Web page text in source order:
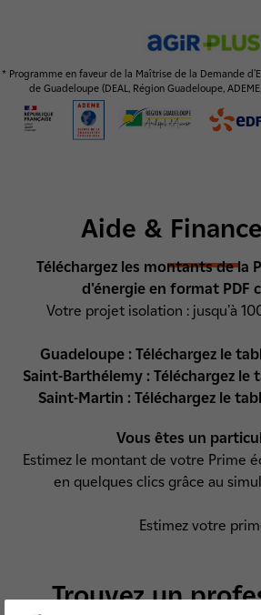
* Programme en faveur de la Maîtrise de la Demande
de Guadeloupe (DEAL, Région Guadeloupe,
Aide &
Téléchargez les montants de la
d'énergie en format PDF
Votre projet isolation : jusqu'à
Guadeloupe : Téléchargez le
Saint-Barthélemy : Téléchargez le
Saint-Martin : Téléchargez le
Vous êtes un
Estimez le montant de votre Prime
en quelques clics grâce au
Estimez votre
Trouvez un